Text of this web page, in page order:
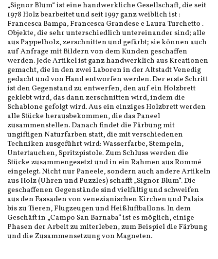
„Signor Blum“ ist eine handwerkliche Gesellschaft, die seit
1978 Holz bearbeitet und seit 1997 ganz weiblich ist :
Francesca Bampa, Francesca Grandese e Laura Turchetto .
Objekte, die sehr unterschiedlich untereinander sind; alle
aus Pappelholz, zerschnitten und gefärbt; sie können auch
auf Anfrage mit Bildern von dem Kunden geschaffen
werden. Jede Artikel ist ganz handwerklich aus Kreationen
gemacht, die in den zwei Laboren in der Altstadt Venedig
gedacht und von Hand entworfen werden. Der erste Schritt
ist den Gegenstand zu entwerfen, den auf ein Holzbrett
geklebt wird, das dann zerschnitten wird, indem die
Schablone gefolgt wird. Aus ein einziges Holzbrett werden
alle Stücke herausbekommen, die das Paneel
zusammenstellen. Danach findet die Färbung mit
ungiftigen Naturfarben statt, die mit verschiedenen
Techniken ausgeführt wird: Wasserfarbe, Stempeln,
Untertauchen, Spritzpistole. Zum Schluss werden die
Stücke zusammengesetzt und in ein Rahmen aus Rommé
eingelegt. Nicht nur Paneele, sondern auch andere Artikeln
aus Holz (Uhren und Puzzles) schafft „Signor Blum“. Die
geschaffenen Gegenstände sind vielfältig und schweifen
aus den Fassaden von venezianischen Kirchen und Palais
bis zu Tieren, Flugzeugen und Heißluftballons. In dem
Geschäft in „Campo San Barnaba“ ist es möglich, einige
Phasen der Arbeit zu miterleben, zum Beispiel die Färbung
und die Zusammensetzung von Magneten.